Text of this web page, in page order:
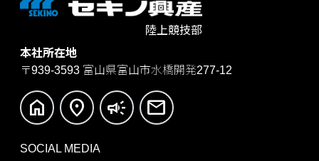
陸上競技部
本社所在地
〒939-3593 富山県富山市水橋開発277-12
home location_on campaign mail
SOCIAL MEDIA